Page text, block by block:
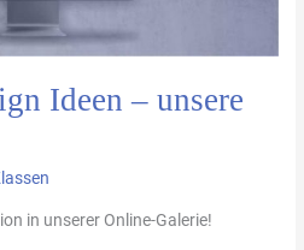
Ideen – unsere
in unserer Online-Galerie!